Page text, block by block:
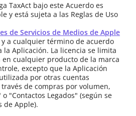
TaxAct bajo este Acuerdo es
y está sujeta a las Reglas de Uso
de Servicios de Medios de Apple
y a cualquier término de acuerdo
la Aplicación. La licencia se limita
en cualquier producto de la marca
excepto que la Aplicación
por otras cuentas
de compras por volumen,
"Contactos Legados" (según se
de Apple).